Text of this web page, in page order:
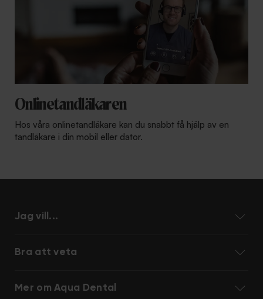
Onlinetandläkaren
Hos våra onlinetandläkare kan du snabbt få hjälp av en
tandläkare i din mobil eller dator.
Jag vill...
Bra att veta
Mer om Aqua Dental